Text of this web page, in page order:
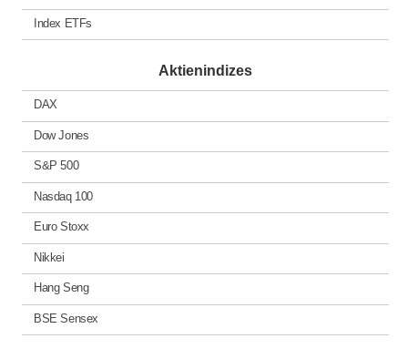
Index ETFs
Aktienindizes
DAX
Dow Jones
S&P 500
Nasdaq 100
Euro Stoxx
Nikkei
Hang Seng
BSE Sensex